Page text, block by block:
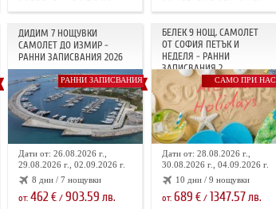
ДИДИМ 7 НОЩУВКИ
САМОЛЕТ ДО ИЗМИР -
РАННИ ЗАПИСВАНИЯ 2026
РАННИ ЗАПИСВАНИЯ
Дати от: 26.08.2026 г.,
29.08.2026 г., 02.09.2026 г.
8 дни / 7 нощувки
от: 462€/ 903.59 лв.
БЕЛЕК 9 НОЩ. САМОЛЕТ
ОТ СОФИЯ ПЕТЪК И
НЕДЕЛЯ - РАННИ
ЗАПИСВАНИЯ 2...
САМО ПРИ НАС
Дати от: 28.08.2026 г.,
30.08.2026 г., 04.09.2026 г.
10 дни / 9 нощувки
от: 689 €/ 1347.57лв.